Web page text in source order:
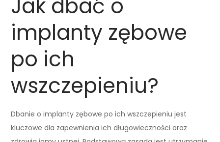
Jak dbać o
implanty zębowe
po ich
wszczepieniu?
Dbanie o implanty zębowe po ich wszczepieniu jest
kluczowe dla zapewnienia ich długowieczności oraz